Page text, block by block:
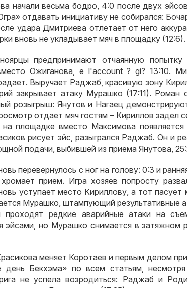
начали весьма бодро, 4:0 после двух
отдавать инициативу не собирался:
удара Дмитриева отлетает от него
вновь не укладывает мяч в площадку (12:6).
предпринимают отчаянную попытку
Ожиганова, e l'account ? gi? 13:10.
. Выручает Раджаб,красивую зону
закрывает атаку Мурашко (17:11). Роман
розыгрыш: Янутов и Нагаец
отдает мяч гостям – Кириллов задел
площадке вместо Максимова появляется
рисует эйс,разыгрался Раджаб.Он и
подачи, выбившей из приема Янутова,
перевернулось с ног на голову: 0:3и
прием. Игра хозяев попросту
уступает место Кириллову,а тот пасует
Мурашко,штампующий результативные
проходят редкие аварийные атаки на
эйсами,но Мурашко снимается в затяжном
меняет Коротаев и первым делом
день Бекхэма» по всем статьям,
не успела возродиться: Раджаб и